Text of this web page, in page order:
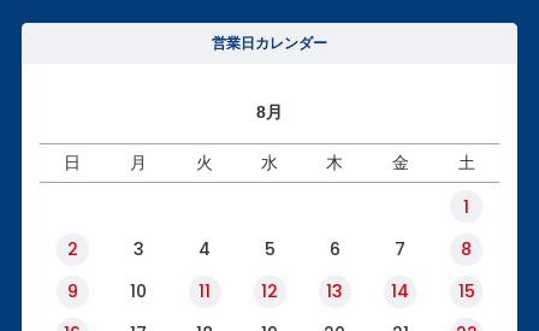
営業日カレンダー
8月
日 月 火 水 木 金 土
1
2
3 4 5 6 7
8
9
10 11 12 13 14
15